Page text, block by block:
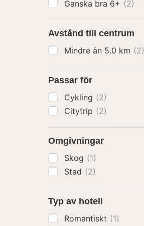
Ganska bra 6+ (2)
Avstånd till centrum
Mindre än 5.0 km (2)
Passar för
Cykling (2)
Citytrip (2)
Omgivningar
Skog (1)
Stad (2)
Typ av hotell
Romantiskt (1)